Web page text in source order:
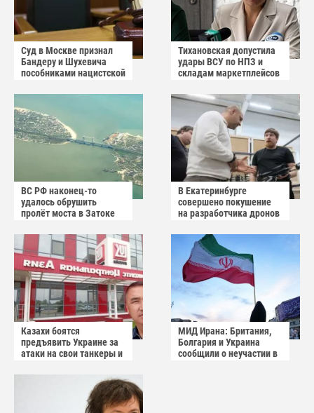
Суд в Москве признал
Бандеру и Шухевича
пособниками нацистской
Тихановская допустила
удары ВСУ по НПЗ и
складам маркетплейсов
ВС РФ наконец-то
удалось обрушить
пролёт моста в Затоке
В Екатеринбурге
совершено покушение
на разработчика дронов
Казахи боятся
предъявить Украине за
атаки на свои танкеры и
Россию
МИД Ирана: Британия,
Болгария и Украина
сообщили о неучастии в